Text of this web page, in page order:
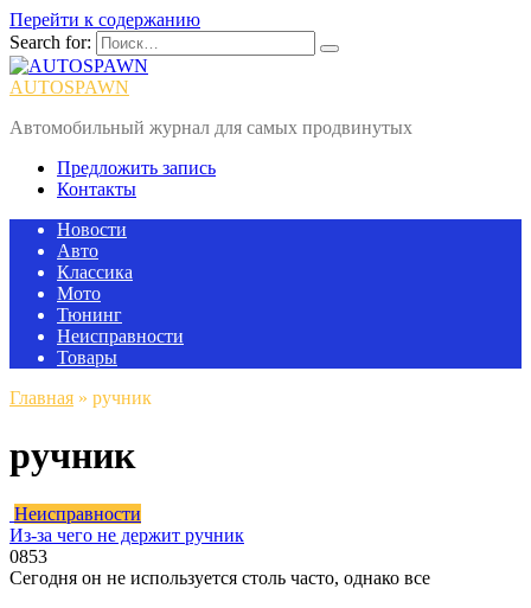
Перейти к содержанию
Search for:
AUTOSPAWN
Автомобильный журнал для самых продвинутых
Предложить запись
Контакты
Новости
Авто
Классика
Мото
Тюнинг
Неисправности
Товары
Главная » ручник
ручник
Неисправности
Из-за чего не держит ручник
0853
Сегодня он не используется столь часто, однако все